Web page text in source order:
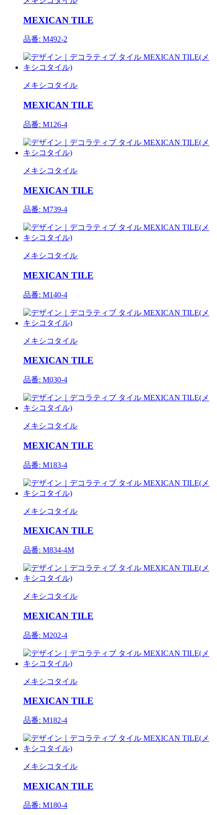
MEXICAN TILE
品番: M492-2
メキシコタイル
MEXICAN TILE
品番: M126-4
メキシコタイル
MEXICAN TILE
品番: M739-4
メキシコタイル
MEXICAN TILE
品番: M140-4
メキシコタイル
MEXICAN TILE
品番: M030-4
メキシコタイル
MEXICAN TILE
品番: M183-4
メキシコタイル
MEXICAN TILE
品番: M834-4M
メキシコタイル
MEXICAN TILE
品番: M202-4
メキシコタイル
MEXICAN TILE
品番: M182-4
メキシコタイル
MEXICAN TILE
品番: M180-4